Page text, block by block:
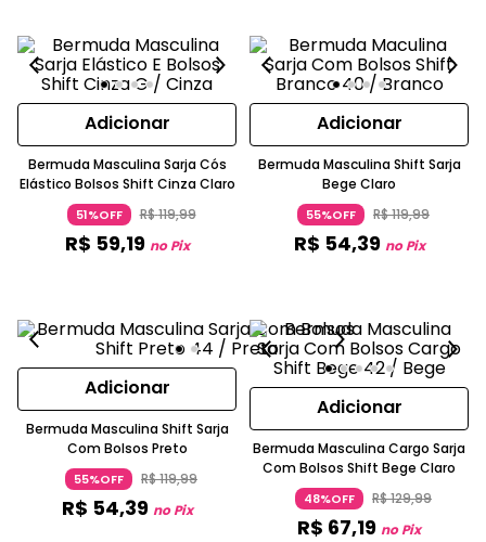
Adicionar
Bermuda Masculina Sarja Cós
Elástico Bolsos Shift Cinza Claro
51%OFF R$119,99
R$ 59,19 no Pix
Adicionar
Bermuda Masculina Shift Sarja
Bege Claro
55%OFF R$119,99
R$ 54,39 no Pix
Adicionar
Bermuda Masculina Shift Sarja
Com Bolsos Preto
55%OFF R$119,99
R$ 54,39 no Pix
Adicionar
Bermuda Masculina Cargo Sarja
Com Bolsos Shift Bege Claro
48%OFF R$129,99
R$ 67,19 no Pix